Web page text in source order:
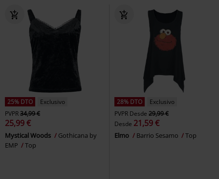
25% DTO
Exclusivo
PVPR34,99 €
25,99 €
Mystical Woods
Gothicana by
EMP
Top
28% DTO
Exclusivo
PVPR Desde 29,99 €
Desde 21,59 €
Elmo Barrio Sesamo Top